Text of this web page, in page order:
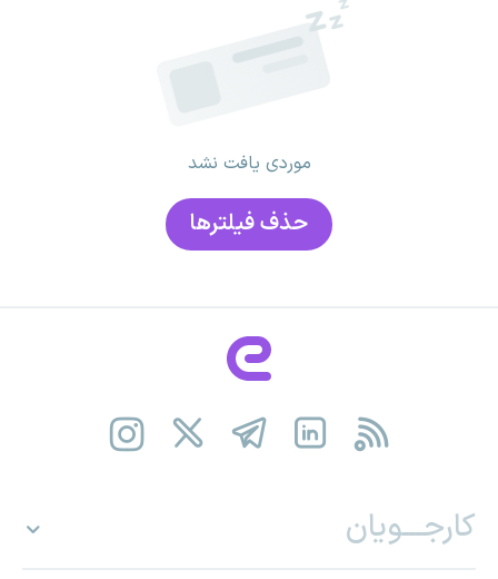
موردی یافت نشد
حذف فیلتر‌ها
کارجـــویان